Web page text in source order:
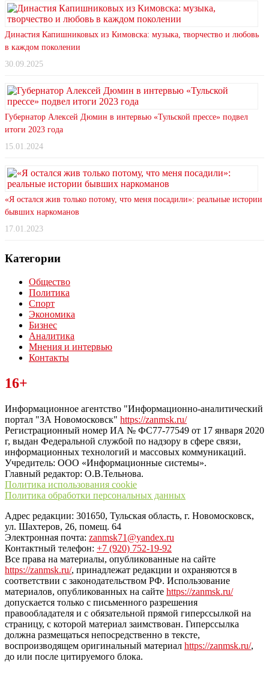
Династия Капишниковых из Кимовска: музыка, творчество и любовь
в каждом поколении
30.09.2025
Губернатор Алексей Дюмин в интервью «Тульской прессе» подвел
итоги 2023 года
15.01.2024
«Я остался жив только потому, что меня посадили»: реальные истории
бывших наркоманов
17.01.2023
Категории
Общество
Политика
Спорт
Экономика
Бизнес
Аналитика
Мнения и интервью
Контакты
Читайте последние новости дня в Тульской области на сайте
“ЗаНовомосковск”
16+
Информационное агентство "Информационно-аналитический
портал "ЗА Новомосковск" https://zanmsk.ru/
Регистрационный номер ИА № ФС77-77549 от 17 января 2020
г, выдан Федеральной службой по надзору в сфере связи,
информационных технологий и массовых коммуникаций.
Учредитель: ООО «Информационные системы».
Главный редактор: О.В.Тельнова.
Политика использования cookie
Политика обработки персональных данных
Адрес редакции: 301650, Тульская область, г. Новомосковск,
ул. Шахтеров, 26, помещ. 64
Электронная почта: zanmsk71@yandex.ru
Контактный телефон: +7 (920) 752-19-92
Все права на материалы, опубликованные на сайте
https://zanmsk.ru/, принадлежат редакции и охраняются в
соответствии с законодательством РФ. Использование
материалов, опубликованных на сайте https://zanmsk.ru/
допускается только с письменного разрешения
правообладателя и с обязательной прямой гиперссылкой на
страницу, с которой материал заимствован. Гиперссылка
должна размещаться непосредственно в тексте,
воспроизводящем оригинальный материал https://zanmsk.ru/,
до или после цитируемого блока.